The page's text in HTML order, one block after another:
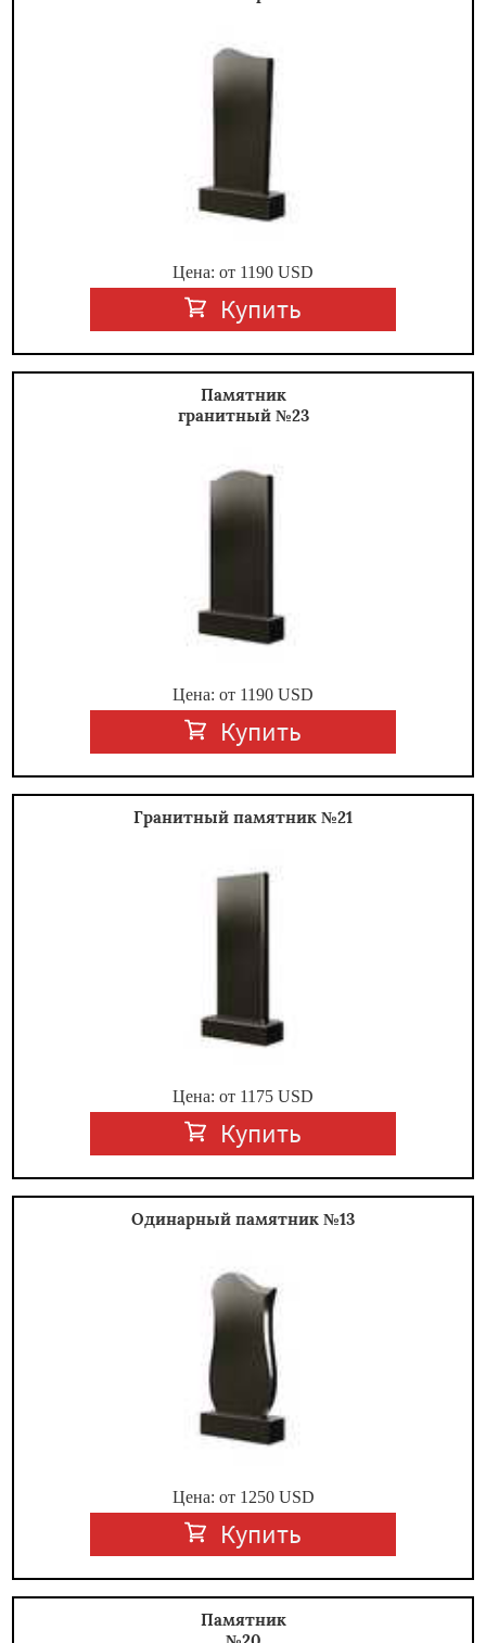
Цена: от 1190 USD
Купить
Памятник
гранитный №23
Цена: от 1190 USD
Купить
Гранитный памятник №21
Цена: от 1175 USD
Купить
Одинарный памятник №13
Цена: от 1250USD
Купить
Памятник